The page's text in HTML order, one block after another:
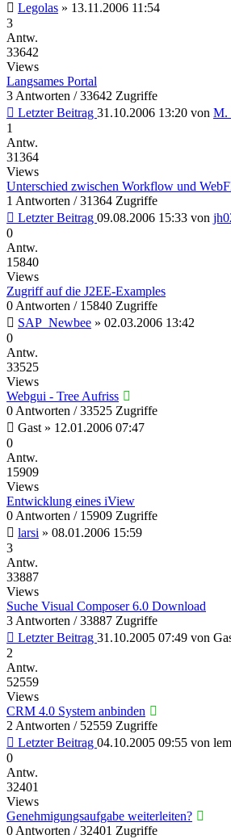
Legolas » 13.11.2006 11:54
3
Antw.
33642
Views
Langsames Portal
3 Antworten / 33642 Zugriffe
Letzter Beitrag 31.10.2006 13:20 von M.
1
Antw.
31364
Views
Unterschied zwischen Workflow und
1 Antworten / 31364 Zugriffe
Letzter Beitrag 09.08.2006 15:33 von
0
Antw.
15840
Views
Zugriff auf die J2EE-Examples
0 Antworten / 15840 Zugriffe
SAP_Newbee » 02.03.2006 13:42
0
Antw.
33525
Views
Webgui - Tree Aufriss
0 Antworten / 33525 Zugriffe
Gast» 12.01.2006 07:47
0
Antw.
15909
Views
Entwicklung eines iView
0 Antworten / 15909 Zugriffe
larsi » 08.01.2006 15:59
3
Antw.
33887
Views
Suche Visual Composer 6.0 Download
3 Antworten / 33887 Zugriffe
Letzter Beitrag 31.10.2005 07:49 von
2
Antw.
52559
Views
CRM 4.0 System anbinden
2 Antworten / 52559 Zugriffe
Letzter Beitrag 04.10.2005 09:55 von
0
Antw.
32401
Views
Genehmigungsaufgabe weiterleiten?
0 Antworten / 32401 Zugriffe